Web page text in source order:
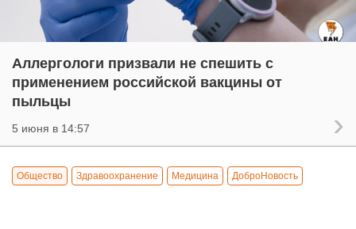
Аллергологи призвали не спешить с
применением российской вакцины от
пыльцы
5 июня в 14:57
Общество Здравоохранение Медицина ДоброНовость